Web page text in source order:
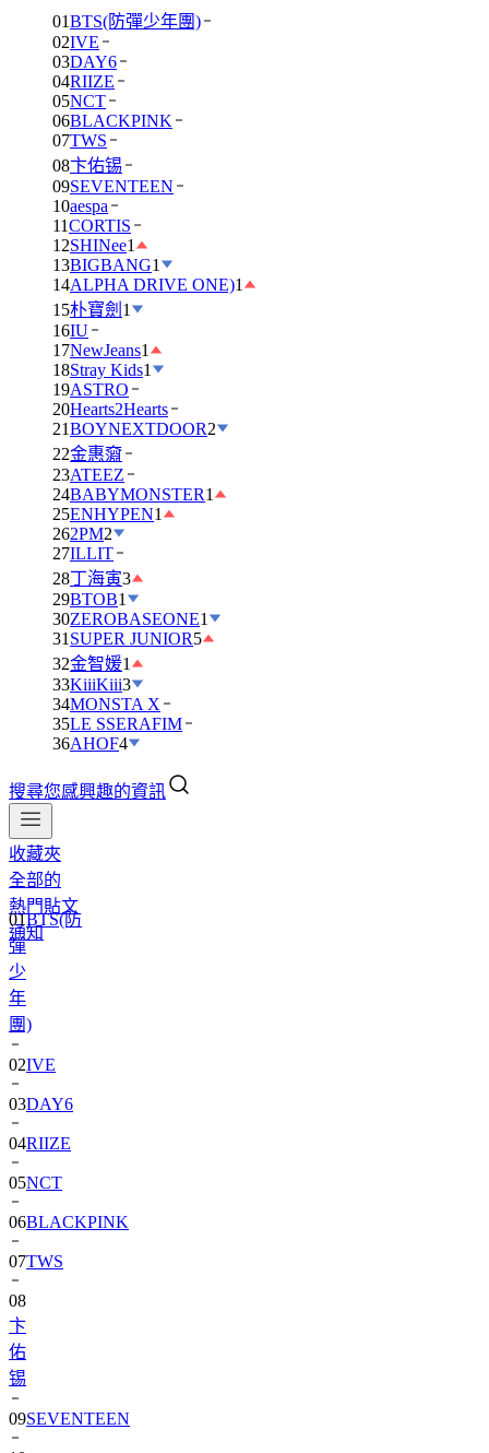
01BTS(防彈少年團)
02IVE
03DAY6
04RIIZE
05NCT
06BLACKPINK
07TWS
08卞佑锡
09SEVENTEEN
10aespa
11CORTIS
12SHINee1
13BIGBANG1
14ALPHA DRIVE ONE)1
15朴寶劍 1
16IU
17NewJeans1
18Stray Kids1
19ASTRO
20Hearts2Hearts
21BOYNEXTDOOR2
22金惠奫
23ATEEZ
24BABYMONSTER1
25ENHYPEN1
262PM2
27ILLIT
28丁海寅3
29BTOB1
30ZEROBASEONE1
31 SUPER JUNIOR5
32金智媛1
33KiiiKiii3
34MONSTA X
35LE SSERAFIM
36AHOF4
搜尋您感興趣的資訊
收藏夾
全部的
熱門貼文
通知
01BTS(防
彈
少
年
團)
02IVE
03DAY6
04RIIZE
05NCT
06BLACKPINK
07TWS
08
卞
佑
锡
09
10aespa